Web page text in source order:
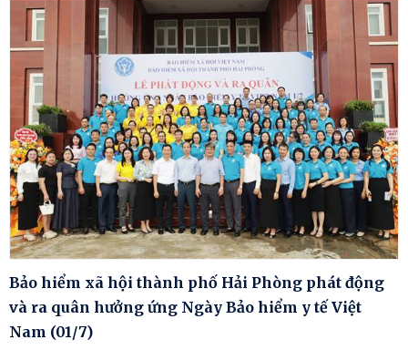
Bảo hiểm xã hội thành phố Hải Phòng phát động
và ra quân hưởng ứng Ngày Bảo hiểm y tế Việt
Nam (01/7)